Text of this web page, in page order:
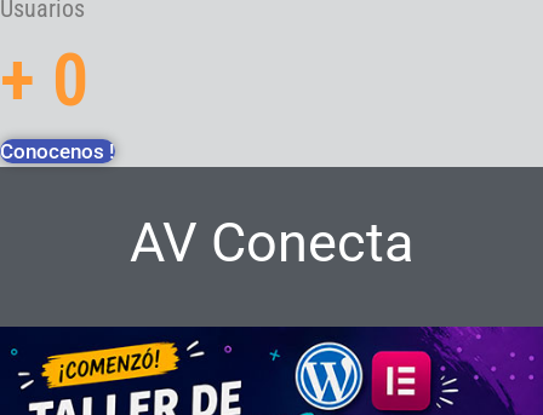
Usuarios
+ 0
Conocenos !
AV Conecta